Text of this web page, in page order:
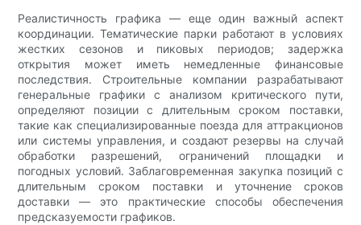
Реалистичность графика — еще один важный аспект
координации. Тематические парки работают в условиях
жестких сезонов и пиковых периодов; задержка
открытия может иметь немедленные финансовые
последствия. Строительные компании разрабатывают
генеральные графики с анализом критического пути,
определяют позиции с длительным сроком поставки,
такие как специализированные поезда для аттракционов
или системы управления, и создают резервы на случай
обработки разрешений, ограничений площадки и
погодных условий. Заблаговременная закупка позиций с
длительным сроком поставки и уточнение сроков
доставки — это практические способы обеспечения
предсказуемости графиков.